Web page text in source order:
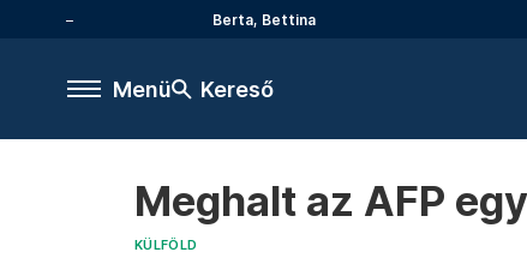
Berta, Bettina
Menü Kereső
Meghalt az AFP
KÜLFÖLD